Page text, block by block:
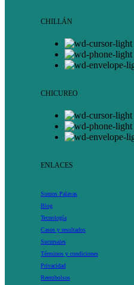
CHILLÁN
CHICUREO
ENLACES
Somos Palavas
Blog
Tecnología
Casos y resultados
Sucursales
Términos y condiciones
Privacidad
Reembolsos